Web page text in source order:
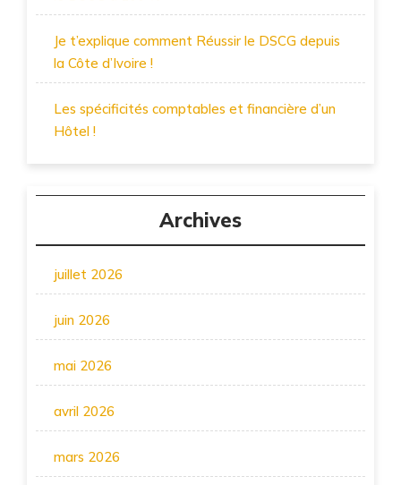
Je t’explique comment Réussir le DSCG depuis
la Côte d’Ivoire !
Les spécificités comptables et financière d’un
Hôtel !
Archives
juillet 2026
juin 2026
mai 2026
avril 2026
mars 2026